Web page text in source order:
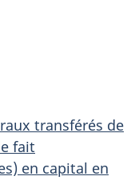
transférés de
fait
en capital en